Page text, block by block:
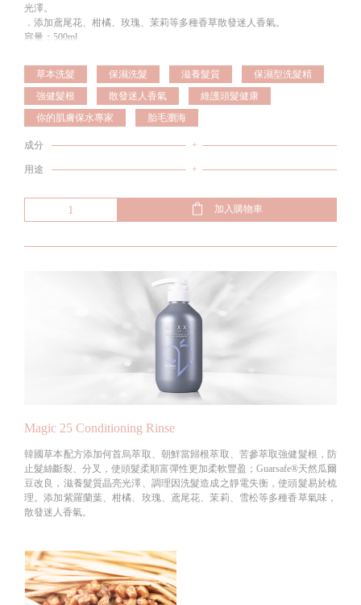
光澤。
．添加鳶尾花、柑橘、玫瑰、茉莉等多種香草散發迷人香氣。
容量：500ml
草本洗髮 保濕洗髮 滋養髮質
保濕型洗髮精
強健髮根
散發迷人香氣
維護頭髮健康
你的肌膚保水專家
胎毛瀏海
成分 +
用途 +
加入購物車
Magic 25 Conditioning Rinse
韓國草本配方添加何首烏萃取、朝鮮當歸根萃取、苦參萃取強健髮根，防
止髮絲斷裂、分叉，使頭髮柔順富彈性更加柔軟豐盈；Guarsafe®天然瓜爾
豆改良，滋養髮質晶亮光澤、調理因洗髮造成之靜電失衡，使頭髮易於梳
理。添加紫羅蘭葉、柑橘、玫瑰、鳶尾花、茉莉、雪松等多種香草氣味，
散發迷人香氣。